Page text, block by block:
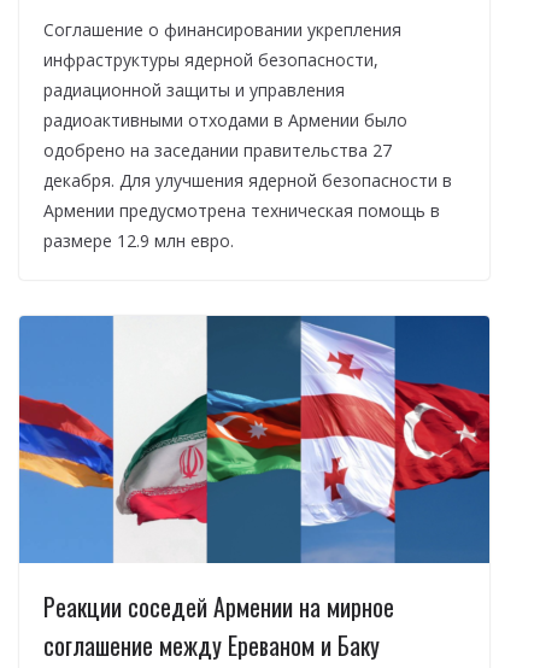
Соглашение о финансировании укрепления
инфраструктуры ядерной безопасности,
радиационной защиты и управления
радиоактивными отходами в Армении было
одобрено на заседании правительства 27
декабря. Для улучшения ядерной безопасности в
Армении предусмотрена техническая помощь в
размере 12.9 млн евро.
Реакции соседей Армении на мирное
соглашение между Ереваном и Баку